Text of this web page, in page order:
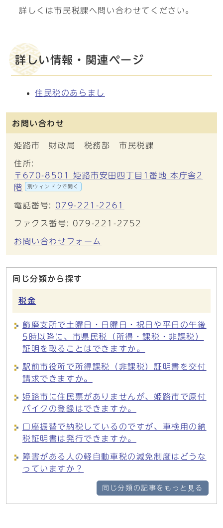
詳しくは市民税課へ問い合わせてください。
詳しい情報・関連ページ
住民税のあらまし
お問い合わせ
姫路市 財政局 税務部 市民税課
住所:
〒670-8501 姫路市安田四丁目1番地 本庁舎2
階
別ウィンドウで開く
電話番号: 079-221-2261
ファクス番号: 079-221-2752
お問い合わせフォーム
同じ分類から探す
税金
飾磨支所で土曜日・日曜日・祝日や平日の午後
5時以降に、市県民税（所得・課税・非課税）
証明を取ることはできますか。
駅前市役所で所得課税（非課税）証明書を交付
請求できますか。
姫路市に住民票がありませんが、姫路市で原付
バイクの登録はできますか。
口座振替で納税しているのですが、車検用の納
税証明書は発行できますか。
障害がある人の軽自動車税の減免制度はどうな
っていますか？
同じ分類の記事をもっと見る